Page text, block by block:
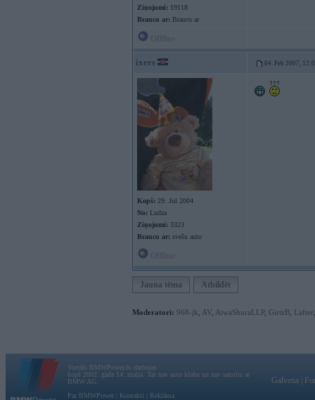
Ziņojumi: 19118
Braucu ar: Braucu ar
ixers 04. Feb 2007,
Kopš: 29. Jul 2004
No: Ludza
Ziņojumi: 3323
Braucu ar: svešu auto
Jauna tēma Atbildēt
Moderatori: 968-jk AV AiwaShuraLLP, GirtzB Lafter
Vortāls BMWPower.lv darbojas
kopš 2002. gada 14. maija. Tas nav auto klubs un nav saistīts ar
BMW AG.
Par BMWPower
Kontakti Reklāma
Galvena